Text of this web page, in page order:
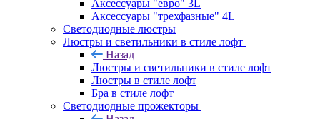
Аксессуары "евро" 3L
Аксессуары "трехфазные" 4L
Светодиодные люстры
Люстры и светильники в стиле лофт
Назад
Люстры и светильники в стиле лофт
Люстры в стиле лофт
Бра в стиле лофт
Светодиодные прожекторы